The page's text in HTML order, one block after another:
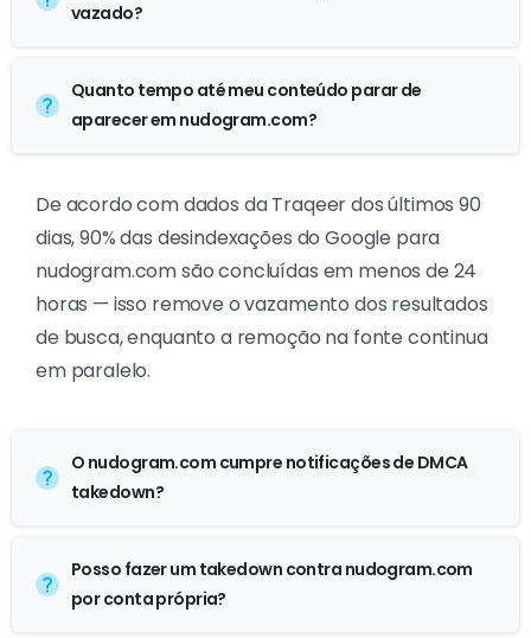
vazado?
Quanto tempo até meu conteúdo parar de
aparecer em nudogram.com?
De acordo com dados da Traqeer dos últimos 90
dias, 90% das desindexações do Google para
nudogram.com são concluídas em menos de 24
horas — isso remove o vazamento dos resultados
de busca, enquanto a remoção na fonte continua
em paralelo.
O nudogram.com cumpre notificações de DMCA
takedown?
Posso fazer um takedown contra nudogram.com
por conta própria?